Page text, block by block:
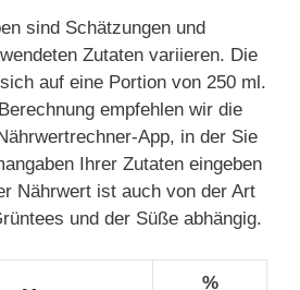
sind Schätzungen und
Zutaten variieren. Die
auf eine Portion von 250 ml.
empfehlen wir die
App, in der Sie
Ihrer Zutaten eingeben
Nährwert ist auch von der Art
und der Süße abhängig.
%